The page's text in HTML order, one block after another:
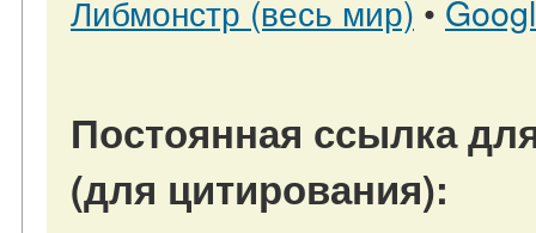
Либмонстр (весь мир) •
Постоянная ссылка
(для цитирования):